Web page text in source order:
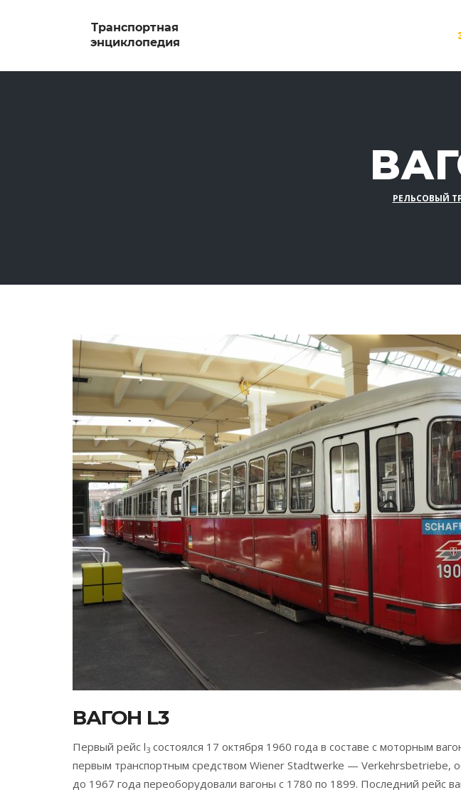
РЕЛЬСОВЫЙ
ВАГОН L3
Первый рейс l3 состоялся 17 октября 1960 года в составе с моторным
первым транспортным средством Wiener Stadtwerke — Verkehrsbetriebe,
до 1967 года переоборудовали вагоны с 1780 по 1899. Последний рейс